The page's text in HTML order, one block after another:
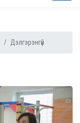
Дэлгэрэнгүй